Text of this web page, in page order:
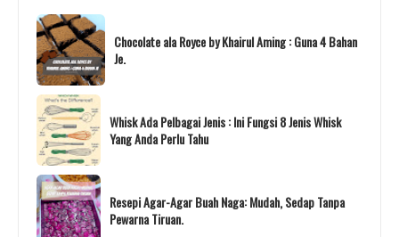
Chocolate ala Royce by Khairul Aming : Guna 4 Bahan
Je.
Whisk Ada Pelbagai Jenis : Ini Fungsi 8 Jenis Whisk
Yang Anda Perlu Tahu
Resepi Agar-Agar Buah Naga: Mudah, Sedap Tanpa
Pewarna Tiruan.